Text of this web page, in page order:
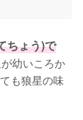
ちょう)で
幼いころか
も狼星の味